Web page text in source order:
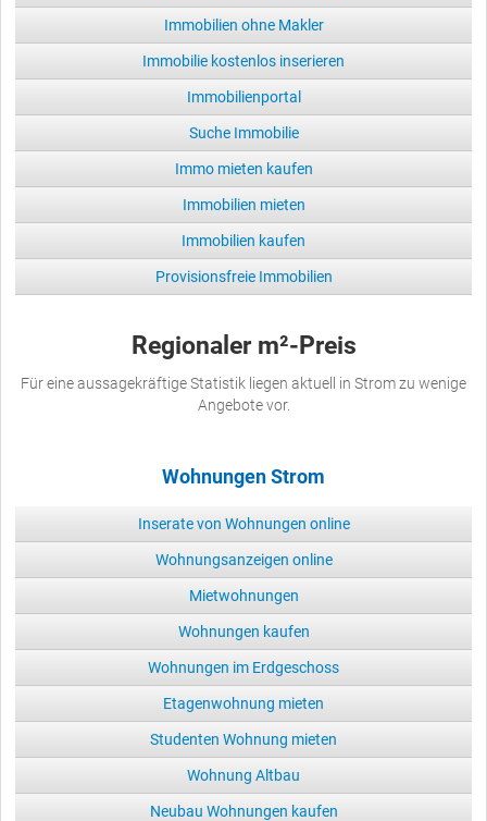
Immobilien ohne Makler
Immobilie kostenlos inserieren
Immobilienportal
Suche Immobilie
Immo mieten kaufen
Immobilien mieten
Immobilien kaufen
Provisionsfreie Immobilien
Regionaler m²-Preis
Für eine aussagekräftige Statistik liegen aktuell in Strom zu wenige
Angebote vor.
Wohnungen Strom
Inserate von Wohnungen online
Wohnungsanzeigen online
Mietwohnungen
Wohnungen kaufen
Wohnungen im Erdgeschoss
Etagenwohnung mieten
Studenten Wohnung mieten
Wohnung Altbau
Neubau Wohnungen kaufen